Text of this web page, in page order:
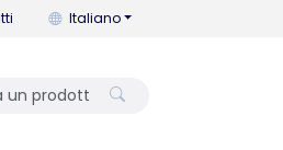
Puoi cambiare la lingua con
Italiano